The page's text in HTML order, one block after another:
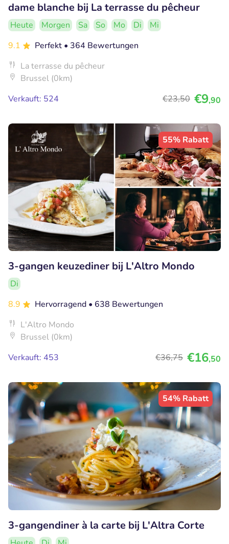
dame blanche bij La terrasse du pêcheur
Heute Morgen Sa So Mo Di
Mi
9.1
Perfekt • 364 Bewertungen
La terrasse du pêcheur
Brussel (0km)
Verkauft: 524
€23,50 €9,90
55% Rabatt
3-gangen keuzediner bij L'Altro Mondo
Di
8.9
Hervorragend • 638 Bewertungen
L'Altro Mondo
Brussel (0km)
Verkauft: 453
€36,75 €16,50
54% Rabatt
3-gangendiner à la carte bij L'Altra Corte